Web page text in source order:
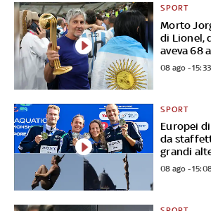
Morto
di Lionel,
aveva 68
SPORT
08 ago - 15:33
Europei
da
grandi
SPORT
08 ago -